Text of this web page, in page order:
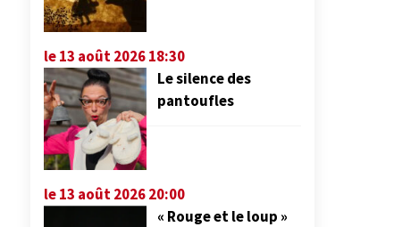
le 13 août 2026 18:30
Le silence des
pantoufles
le 13 août 2026 20:00
« Rouge et le loup »